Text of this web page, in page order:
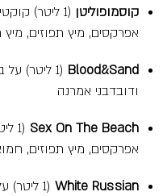
קוסמופוליטן
(1 ליטר)
אפרקסים, מיץ תפוזים, מיץ
Blood&Sand
(1 ליטר)
ודובדבני אמרנה
Sex On The Beach
(1
אפרקסים, מיץ תפוזים,
White Russian
(1